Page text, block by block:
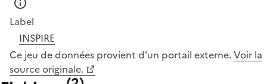
Label
INSPIRE
Ce jeu de données provient d'un portail externe. Voir la
source originale.